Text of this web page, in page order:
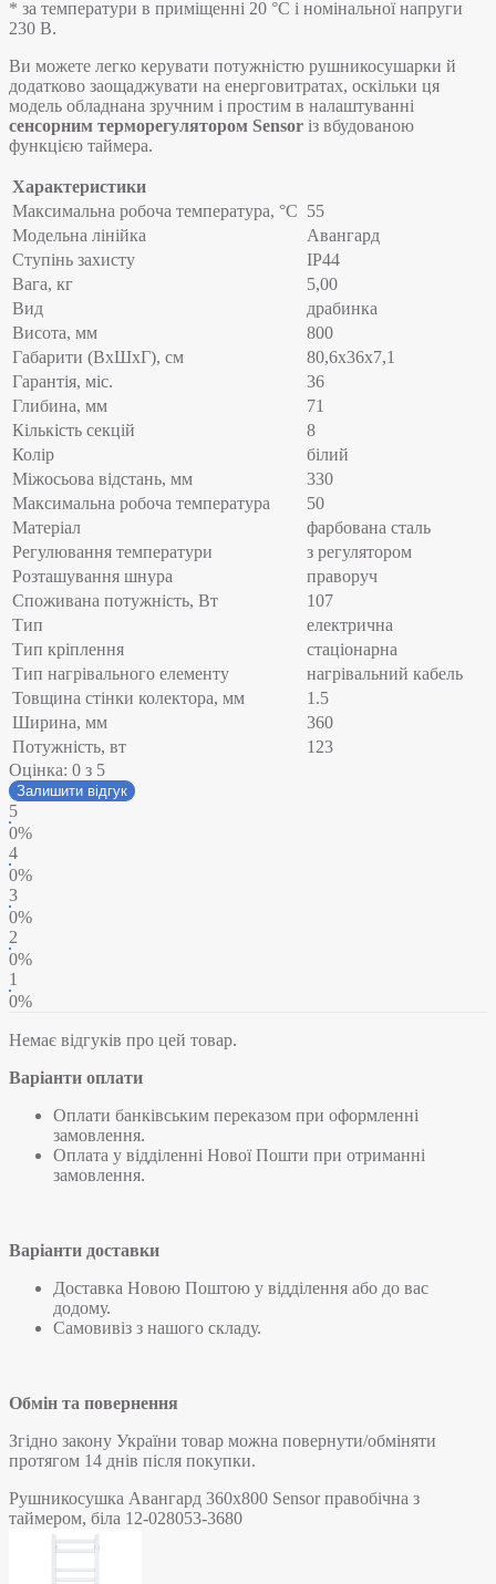
* за температури в приміщенні 20 °С і номінальної напруги
230 В.
Ви можете легко керувати потужністю рушникосушарки й
додатково заощаджувати на енерговитратах, оскільки ця
модель обладнана зручним і простим в налаштуванні
сенсорним терморегулятором Sensor із вбудованою
функцією таймера.
Характеристики
Максимальна робоча температура, °C 55
Модельна лінійка
Авангард
Ступінь захисту
IP44
Вага, кг
5,00
Вид
драбинка
Висота, мм
800
Габарити (ВхШхГ), см
80,6x36x7,1
Гарантія, міс.
36
Глибина, мм
71
Кількість секцій
8
Колір
білий
Міжосьова відстань, мм
330
Максимальна робоча температура
50
Матеріал
фарбована сталь
Регулювання температури
з регулятором
Розташування шнура
праворуч
Споживана потужність, Вт
107
Тип
електрична
Тип кріплення
стаціонарна
Тип нагрівального елементу
нагрівальний кабель
Товщина стінки колектора, мм
1.5
Ширина, мм
360
Потужність, вт
123
Оцінка: 0 з 5
Залишити відгук
5
0%
4
0%
3
0%
2
0%
1
0%
Немає відгуків про цей товар.
Варіанти оплати
Оплати банківським переказом при оформленні
замовлення.
Оплата у відділенні Нової Пошти при отриманні
замовлення.
Варіанти доставки
Доставка Новою Поштою у відділення або до вас
додому.
Самовивіз з нашого складу.
Обмін та повернення
Згідно закону України товар можна повернути/обміняти
протягом 14 днів після покупки.
Рушникосушка Авангард 360х800 Sensor правобічна з
таймером, біла 12-028053-3680